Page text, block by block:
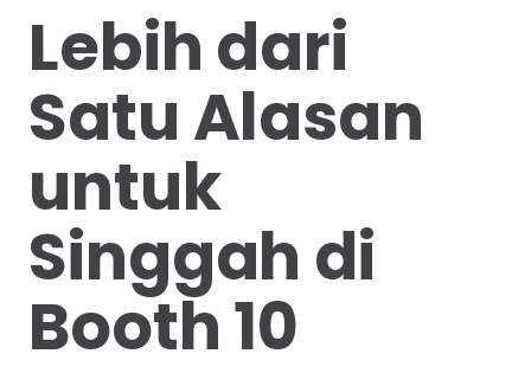
Lebih dari
Satu Alasan
untuk
Singgah di
Booth 10